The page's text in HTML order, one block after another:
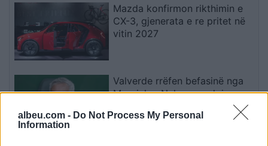
albeu.com - Do Not Process My Personal
Information
Mazda konfirmon rikthimin e
CX-3, gjenerata e re pritet në
vitin 2027
Valverde rrëfen befasinë nga
Mourinho: Nuk e mendoja se